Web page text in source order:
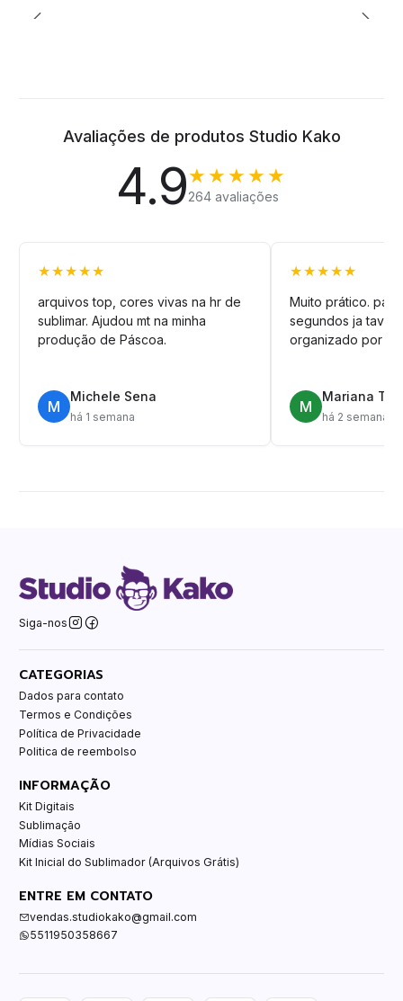
Avaliações de produtos Studio Kako
4.9★★★★★
264 avaliações
★★★★★
arquivos top, cores vivas na hr de
sublimar. Ajudou mt na minha
produção de Páscoa.
M
Michele Sena
há 1 semana
★★★★★
Muito prático.
segundos ja tava
organizado por
M
Mariana T.
há 2 semanas
Siga-nos
CATEGORIAS
Dados para contato
Termos e Condições
Política de Privacidade
Politica de reembolso
INFORMAÇÃO
Kit Digitais
Sublimação
Mídias Sociais
Kit Inicial do Sublimador (Arquivos Grátis)
ENTRE EM CONTATO
vendas.studiokako@gmail.com
5511950358667